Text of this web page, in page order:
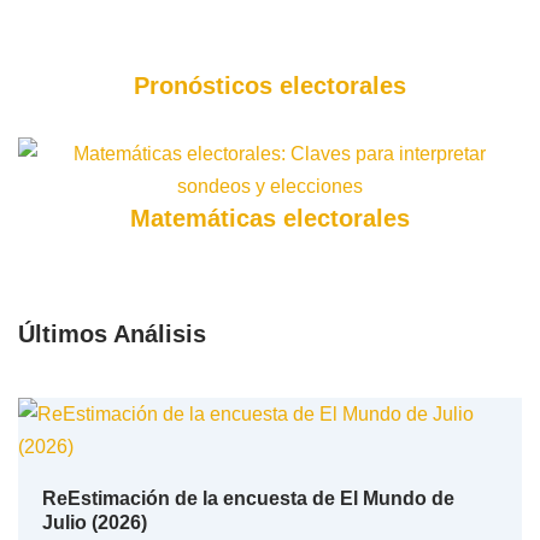
Pronósticos electorales
Matemáticas electorales
Últimos Análisis
ReEstimación de la encuesta de El Mundo de
Julio (2026)